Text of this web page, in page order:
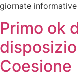
giornate
Primo ok
Coesione